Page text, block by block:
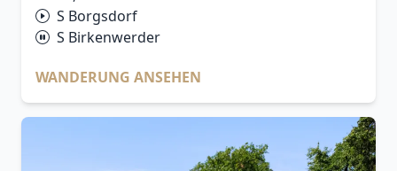
S Borgsdorf
S Birkenwerder
WANDERUNG ANSEHEN